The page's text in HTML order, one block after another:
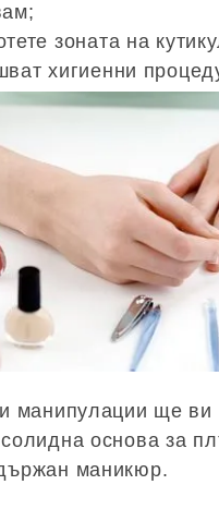
зоната на
хигиенни
манипулации ще ви
основа за
маникюр.